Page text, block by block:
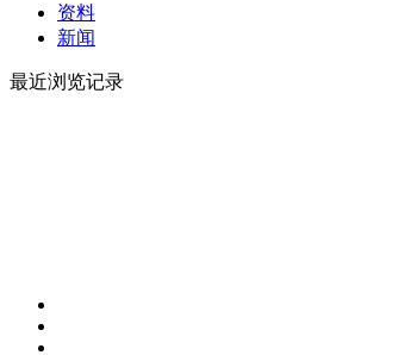
资料
新闻
最近浏览记录